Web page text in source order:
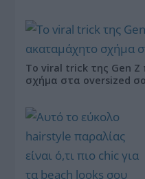
Το viral trick της Gen Z
σχήμα στα oversized